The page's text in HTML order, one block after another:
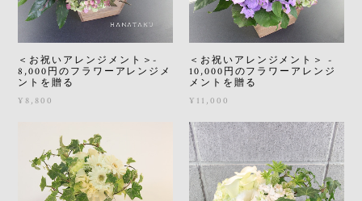
＜お祝いアレンジメント＞-
8,000円のフラワーアレンジメ
ントを贈る
¥8,800
＜お祝いアレンジメント＞ -
10,000円のフラワーアレンジ
メントを贈る
¥11,000